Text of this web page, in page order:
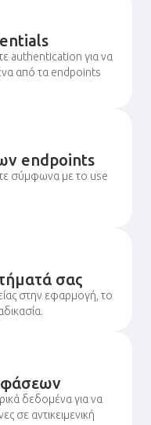
authentication για να
από τα endpoints
endpoints
σύμφωνα με το use
σας
στην εφαρμογή, το
δεδομένα για να
σε αντικειμενική